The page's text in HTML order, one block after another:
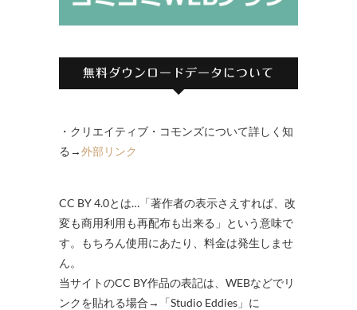
無料ダウンロードデータについて
・クリエイティブ・コモンズについて詳しく知
る→外部リンク
CC BY 4.0とは…「著作者の表示さえすれば、改
変も商用利用も再配布も出来る」という意味で
す。もちろん使用にあたり、料金は発生しませ
ん。
当サイトのCC BY作品の表記は、WEBなどでリ
ンクを貼れる場合→「Studio Eddies」に